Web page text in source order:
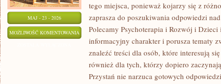
MAJ - 23 - 2026
MOŻLIWOŚĆ KOMENTOWANIA ZDROWIE
PSYCHICZNE
tego miejsca, ponieważ kojarzy się z
zaprasza do poszukiwania odpowiedzi
Polecamy Psychoterapia i Rozwój i Dzieci
informacyjny charakter i porusza tematy
znaleźć treści dla osób, które interesują
również dla tych, którzy dopiero
Przystań nie narzuca gotowych